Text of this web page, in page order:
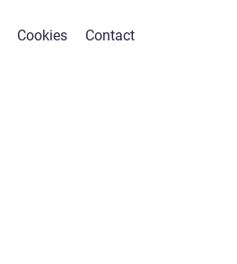
Cookies Contact